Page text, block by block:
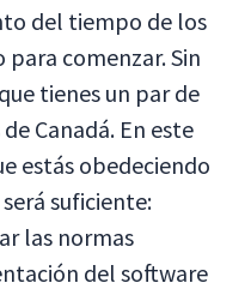
del tiempo de los
comenzar. Sin
tienes un par de
Canadá. En este
estás obedeciendo
suficiente:
las normas
del software